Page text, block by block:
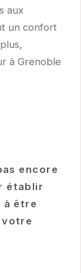
aux
un confort
à Grenoble
encore
établir
à être
votre